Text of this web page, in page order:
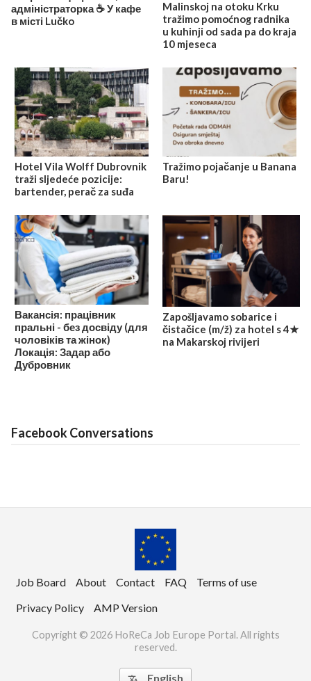
адміністраторка ☕️ У кафе
в місті Lučko
Malinskoj na otoku Krku
tražimo pomoćnog radnika
u kuhinji od sada pa do kraja
10 mjeseca
Hotel Vila Wolff Dubrovnik
traži sljedeće pozicije:
bartender, perač za suđa
Tražimo pojačanje u Banana
Baru!
Вакансія: працівник
пральні - без досвіду (для
чоловіків та жінок)
Локація: Задар або
Дубровник
Zapošljavamo sobarice i
čistačice (m/ž) za hotel s 4★
na Makarskoj rivijeri
Facebook Conversations
Job Board About Contact FAQ
Terms of use
Privacy Policy
AMP Version
Copyright © 2026 HoReCa Job Europe Portal. All rights
reserved.
English